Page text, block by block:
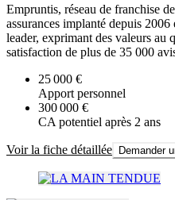
Empruntis, réseau de franchise
assurances implanté depuis
leader, exprimant des valeurs au
satisfaction de plus de 35 000
25 000 €
Apport personnel
300 000 €
CA potentiel après 2 ans
Voir la fiche détaillée Demander